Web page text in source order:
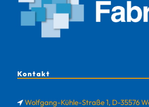
Kontakt
Wolfgang-Kühle-Straße 1, D-35576